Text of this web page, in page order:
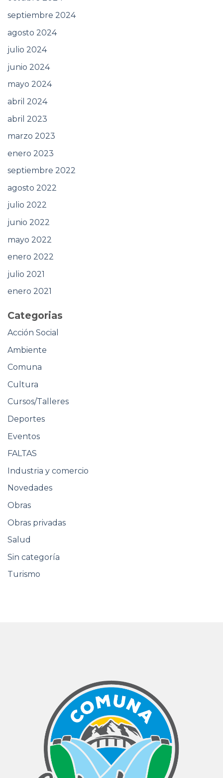
septiembre 2024
agosto 2024
julio 2024
junio 2024
mayo 2024
abril 2024
abril 2023
marzo 2023
enero 2023
septiembre 2022
agosto 2022
julio 2022
junio 2022
mayo 2022
enero 2022
julio 2021
enero 2021
Categorias
Acción Social
Ambiente
Comuna
Cultura
Cursos/Talleres
Deportes
Eventos
FALTAS
Industria y comercio
Novedades
Obras
Obras privadas
Salud
Sin categoría
Turismo